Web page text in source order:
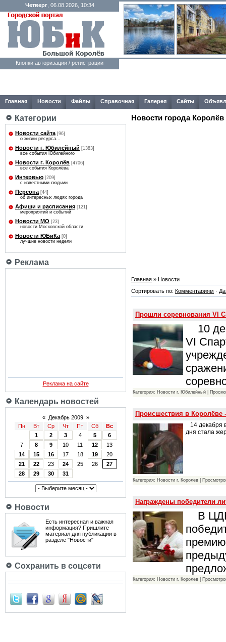
Четверг, 06.08.2026, 10:34
Кнопки авторизации / регистрации
Главная Новости Файлы Справочная Галерея Сайты
Категории
Новости сайта [96]
о жизни ресурса...
Новости г. Юбилейный [1383]
все события Юбилейного
Новости г. Королёв [4706]
все события Королёва
Интервью [209]
с известными людьми
Персона [44]
об интересных людях города
Афиши и расписания [121]
мероприятий и событий
Новости МО [23]
новости Московской области
Новости ЮБиКа [0]
лучшие новости недели
Реклама
Реклама на сайте
Календарь новостей
« Декабрь 2009 »
Пн
Вт Ср Чт Пт Сб
Вс
1
2 3 4 5
6
7
8 9 10 11 12
13
14
15 16 17 18 19
20
21
22 23 24 25 26
27
28
29 30 31
Новости
Есть интересная и важная
информация? Пришлите
материал для публикации в
разделе "Новости"
Сохранить в соцсети
Новости города Королёв
Главная » Новости
Сортировать по: Комментариям ·
Прошли соревнования VI
10
VI
Категория: Новости г. Юбилейный |
Происшествия в
14 декабря
дня стала
Категория: Новости г. Королёв |
Награждены победители
В ЦДК
Категория: Новости г. Королёв |